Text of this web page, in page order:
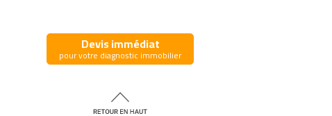
Devis immédiat
pour votre diagnostic immobilier